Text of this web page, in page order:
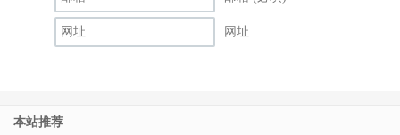
网址
本站推荐